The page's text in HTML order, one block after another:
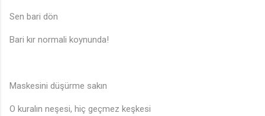
Sen bari dön
Bari kır normali koynunda!
Maskesini düşürme sakın
O kuralın neşesi, hiç geçmez keşkesi